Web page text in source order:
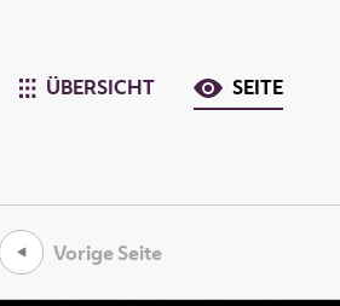
ÜBERSICHT SEITE
Vorige Seite